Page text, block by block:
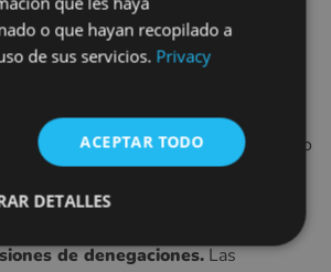
habituales:
de reclamaciones.
reclamaciones semanalmente o
Eso supone un retraso automático
Presente las reclamaciones a diario
al final de cada día.
de denegaciones.Las
FRENCH
CROATIAN
LITHUANIAN
TURKISH
o que hayan recopilado a
de sus servicios. Privacy
ACEPTAR TODO
DETALLES